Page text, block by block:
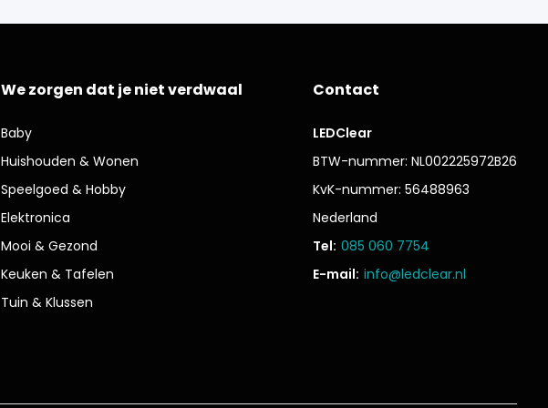
We zorgen dat je niet verdwaal
Baby
Huishouden & Wonen
Speelgoed & Hobby
Elektronica
Mooi & Gezond
Keuken & Tafelen
Tuin & Klussen
Contact
LEDClear
BTW-nummer: NL002225972B26
KvK-nummer: 56488963
Nederland
Tel: 085 060 7754
E-mail: info@ledclear.nl